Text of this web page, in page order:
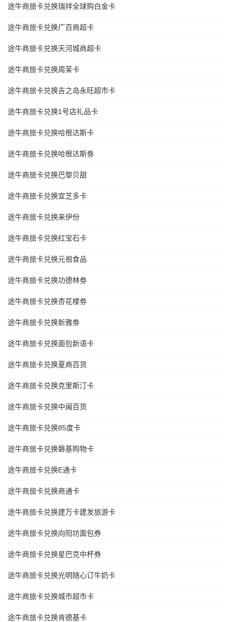
途牛商旅卡兑换瑞祥全球购白金卡
途牛商旅卡兑换广百商超卡
途牛商旅卡兑换天河城商超卡
途牛商旅卡兑换周茉卡
途牛商旅卡兑换吉之岛永旺超市卡
途牛商旅卡兑换1号店礼品卡
途牛商旅卡兑换哈根达斯卡
途牛商旅卡兑换哈根达斯劵
途牛商旅卡兑换巴黎贝甜
途牛商旅卡兑换宜芝多卡
途牛商旅卡兑换来伊份
途牛商旅卡兑换红宝石卡
途牛商旅卡兑换元祖食品
途牛商旅卡兑换功德林劵
途牛商旅卡兑换杏花楼劵
途牛商旅卡兑换新雅劵
途牛商旅卡兑换面包新语卡
途牛商旅卡兑换夏商百货
途牛商旅卡兑换克里斯汀卡
途牛商旅卡兑换中闽百货
途牛商旅卡兑换85度卡
途牛商旅卡兑换磐基购物卡
途牛商旅卡兑换E通卡
途牛商旅卡兑换商通卡
途牛商旅卡兑换建万卡建发旅游卡
途牛商旅卡兑换向阳坊面包券
途牛商旅卡兑换星巴克中杯券
途牛商旅卡兑换光明随心订牛奶卡
途牛商旅卡兑换城市超市卡
途牛商旅卡兑换肯德基卡